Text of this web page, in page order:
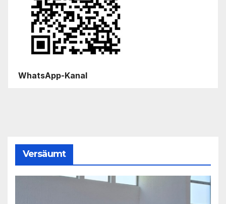
WhatsApp-Kanal
Versäumt